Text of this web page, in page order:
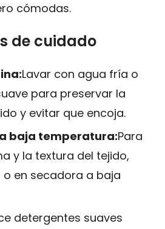
cómodas.
de cuidado
Lavar con agua fría o
para preservar la
y evitar que encoja.
baja temperatura:Para
y la textura del tejido,
o en secadora a baja
detergentes suaves